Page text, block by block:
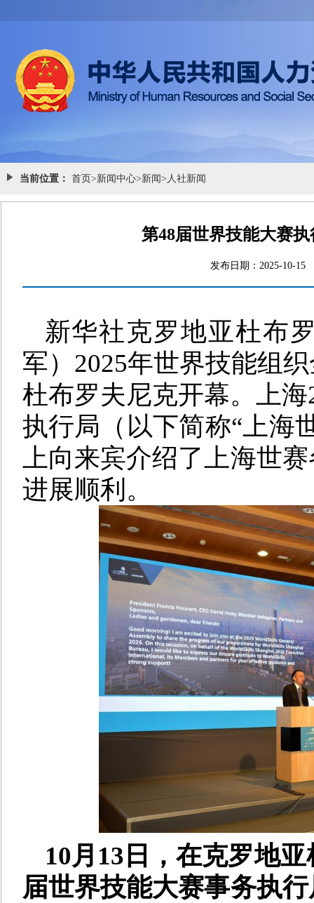
当前位置： 首页>新闻中心>新闻> 人社新闻
第48届世界技能大赛
发布日期：
新华社克罗地亚杜布
军）2025年世界技能组
杜布罗夫尼克开幕。上
执行局（以下简称“上海
上向来宾介绍了上海世
进展顺利。
10月13日，在克罗地
届世界技能大赛事务执